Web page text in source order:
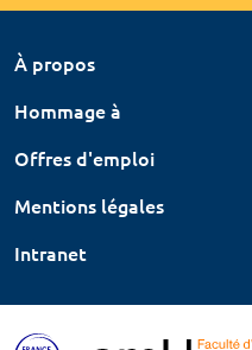
À propos
Hommage à
Offres d'emploi
Mentions légales
Intranet